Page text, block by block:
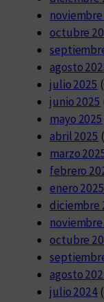
noviembre
octubre
agosto
julio 2025
junio 2025
mayo 2025
abril 2025
marzo
febrero
enero 2025
diciembre
octubre
agosto
julio 2024